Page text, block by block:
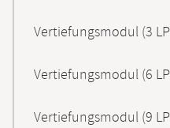
Vertiefungsmodul (3
Vertiefungsmodul (6
Vertiefungsmodul (9